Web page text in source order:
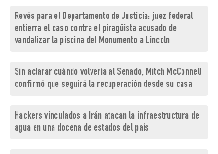
Revés para el Departamento de Justicia: juez federal
entierra el caso contra el piragüista acusado de
vandalizar la piscina del Monumento a Lincoln
Sin aclarar cuándo volvería al Senado, Mitch McConnell
confirmó que seguirá la recuperación desde su casa
Hackers vinculados a Irán atacan la infraestructura de
agua en una docena de estados del país